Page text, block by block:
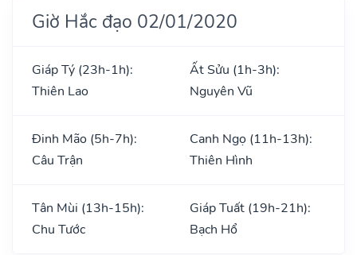
Giờ Hắc đạo 02/01/2020
Giáp Tý (23h-1h):
Thiên Lao
Ất Sửu (1h-3h):
Nguyên Vũ
Đinh Mão (5h-7h):
Câu Trận
Canh Ngọ (11h-13h):
Thiên Hình
Tân Mùi (13h-15h):
Chu Tước
Giáp Tuất (19h-21h):
Bạch Hổ